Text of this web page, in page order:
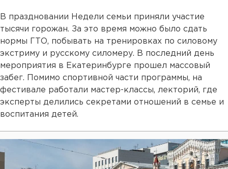
В праздновании Недели семьи приняли участие
тысячи горожан. За это время можно было сдать
нормы ГТО, побывать на тренировках по силовому
экстриму и русскому силомеру. В последний день
мероприятия в Екатеринбурге прошел массовый
забег. Помимо спортивной части программы, на
фестивале работали мастер-классы, лекторий, где
эксперты делились секретами отношений в семье и
воспитания детей.